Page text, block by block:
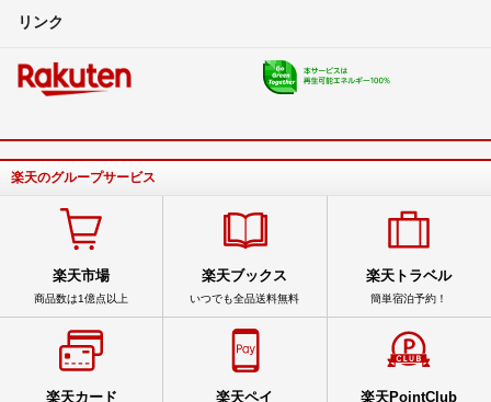
リンク
楽天のグループサービス
楽天市場
商品数は1億点以上
楽天ブックス
いつでも全品送料無料
楽天トラベル
簡単宿泊予約！
楽天カード 楽天ペイ 楽天PointClub